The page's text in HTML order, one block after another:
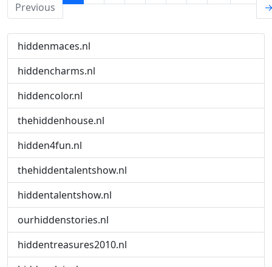
Previous
hiddenmaces.nl
hiddencharms.nl
hiddencolor.nl
thehiddenhouse.nl
hidden4fun.nl
thehiddentalentshow.nl
hiddentalentshow.nl
ourhiddenstories.nl
hiddentreasures2010.nl